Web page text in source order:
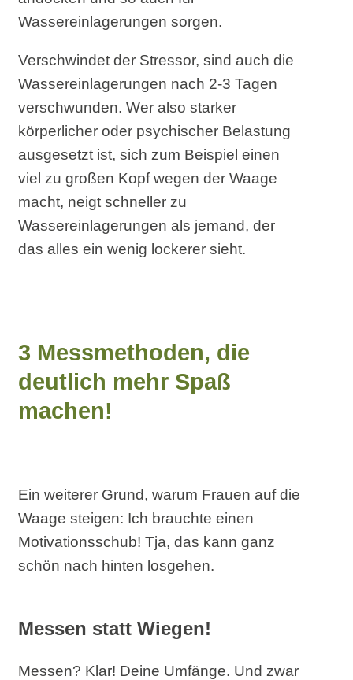
Wassereinlagerungen sorgen.
Verschwindet der Stressor, sind auch die
Wassereinlagerungen nach 2-3 Tagen
verschwunden. Wer also starker
körperlicher oder psychischer Belastung
ausgesetzt ist, sich zum Beispiel einen
viel zu großen Kopf wegen der Waage
macht, neigt schneller zu
Wassereinlagerungen als jemand, der
das alles ein wenig lockerer sieht.
3 Messmethoden, die
deutlich mehr Spaß
machen!
Ein weiterer Grund, warum Frauen auf die
Waage steigen: Ich brauchte einen
Motivationsschub! Tja, das kann ganz
schön nach hinten losgehen.
Messen statt Wiegen!
Messen? Klar! Deine Umfänge. Und zwar